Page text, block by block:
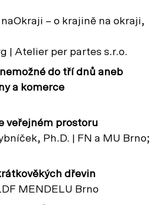
– o krajině na okraji,
| Atelier per partes s.r.o.
do tří dnů aneb
a komerce
veřejném prostoru
Ph.D. | FN a MU Brno;
dřevin
MENDELU Brno